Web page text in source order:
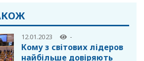
12.01.2023 -
Кому з світових лідеров
найбільше довіряють